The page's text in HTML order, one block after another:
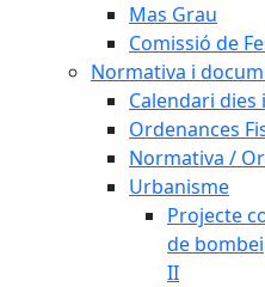
Mas Grau
Comissió de
Normativa i
Calendari dies
Ordenances
Normativa /
Urbanisme
Projecte
de
II